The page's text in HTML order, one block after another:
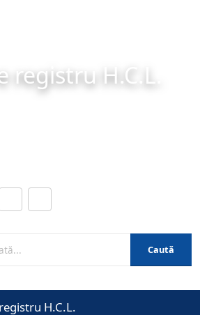
registru H.C.L.
Caută
H.C.L.